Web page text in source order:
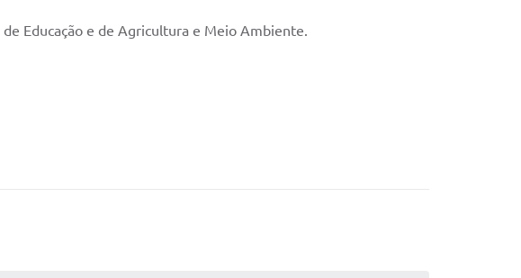
Educação e de Agricultura e Meio Ambiente.